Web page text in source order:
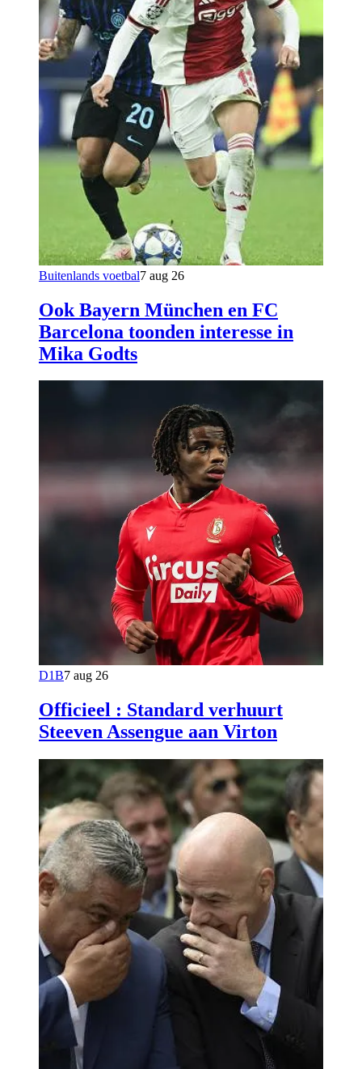
Buitenlands voetbal7 aug 26
Ook Bayern München en FC
Barcelona toonden interesse in
Mika Godts
D1B7 aug 26
Officieel : Standard verhuurt
Steeven Assengue aan Virton